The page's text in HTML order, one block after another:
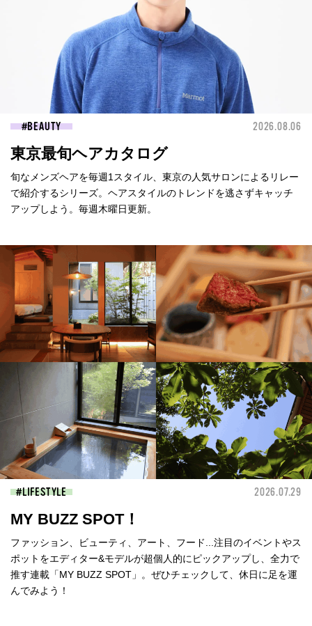
BEAUTY 2026.08.06
東京最旬ヘアカタログ
旬なメンズヘアを毎週1スタイル、東京の人気サロンによるリレー
で紹介するシリーズ。ヘアスタイルのトレンドを逃さずキャッチ
アップしよう。毎週木曜日更新。
LIFESTYLE 2026.07.29
MY BUZZ SPOT！
ファッション、ビューティ、アート、フード...注目のイベントやス
ポットをエディター&モデルが超個人的にピックアップし、全力で
推す連載「MY BUZZ SPOT」。ぜひチェックして、休日に足を運
んでみよう！